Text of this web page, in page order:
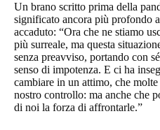
Un brano scritto prima della
significato ancora più profondo
accaduto: “Ora che ne stiamo
più surreale, ma questa
senza preavviso, portando con
senso di impotenza. E ci ha
cambiare in un attimo, che
nostro controllo: ma anche che
di noi la forza di affrontarle.”